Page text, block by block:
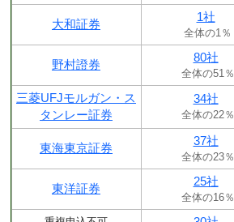
大和証券
1社
全体の1％
野村證券
80社
全体の51％
三菱UFJモルガン・ス
タンレー証券
34社
全体の22％
東海東京証券
37社
全体の23％
東洋証券
25社
全体の16％